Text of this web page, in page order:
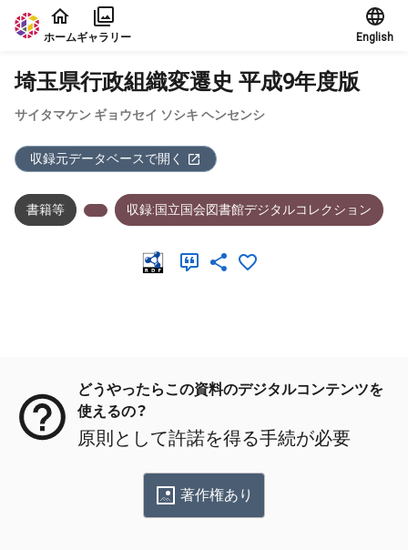
本文に飛ぶ
ホームギャラリー English
埼玉県行政組織変遷史 平成9年度版
サイタマケン ギョウセイ ソシキ ヘンセンシ
収録元データベースで開く
書籍等 収録:国立国会図書館デジタルコレクション
どうやったらこの資料のデジタルコンテンツを
使えるの？
原則として許諾を得る手続が必要
著作権あり